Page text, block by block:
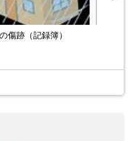
傷跡（記録簿）